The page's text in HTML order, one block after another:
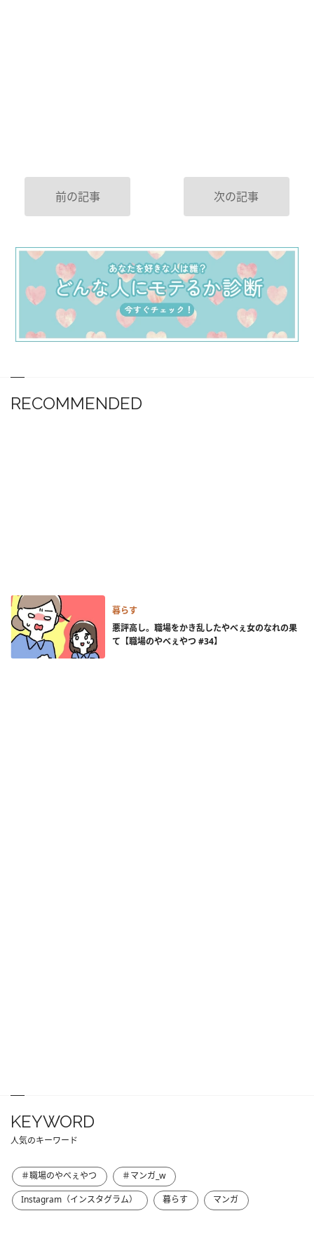
前の記事 次の記事
RECOMMENDED
暮らす
悪評高し。職場をかき乱したやべぇ女のなれの果
て【職場のやべぇやつ #34】
KEYWORD
人気のキーワード
＃職場のやべぇやつ
＃マンガ_w
Instagram（インスタグラム）
暮らす マンガ